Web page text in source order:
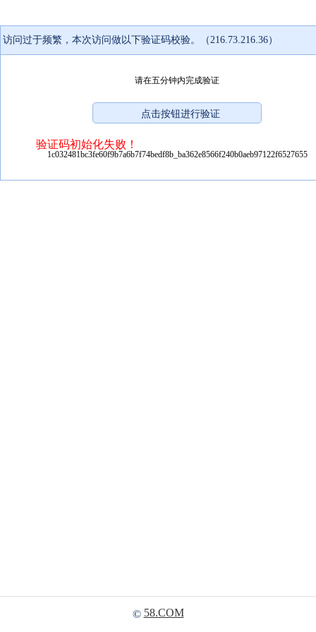
访问过于频繁，本次访问做以下验证码校验。（216.73.216.36）
请在五分钟内完成验证
验证码初始化失败！
1c032481bc3fe60f9b7a6b7f74bedf8b_ba362e8566f240b0aeb97122f6527655
© 58.COM